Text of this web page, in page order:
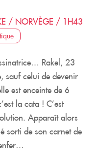
/ NORVÈGE / 1H43
Rakel, 23
sauf celui de devenir
est enceinte de 6
la cata ! C’est
Apparaît alors
sorti de son carnet de